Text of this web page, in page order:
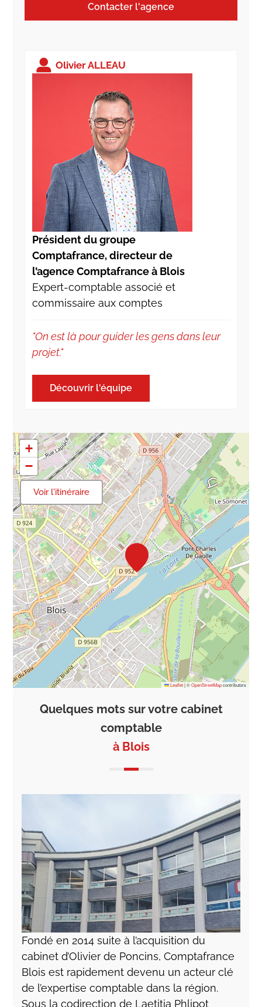
Contacter l'agence
Olivier ALLEAU
Président du groupe
Comptafrance, directeur de
l’agence Comptafrance à Blois
Expert-comptable associé et
commissaire aux comptes
"On est là pour guider les gens dans leur
projet."
Découvrir l'équipe
Voir l'itinéraire
+
−
Leaflet |©OpenStreetMapcontributors
Quelques mots sur votre cabinet
comptable
à Blois
Fondé en 2014 suite à l’acquisition du
cabinet d’Olivier de Poncins, Comptafrance
Blois est rapidement devenu un acteur clé
de l’expertise comptable dans la région.
Sous la codirection de Laetitia Phlipot